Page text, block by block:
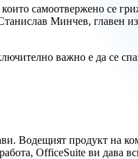
самоотвержено се
Минчев, главен
важно е да се
Водещият продукт на
OfficeSuite ви дава